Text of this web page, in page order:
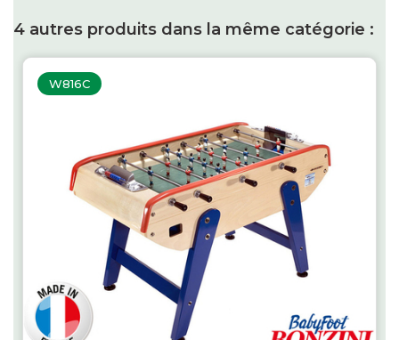
4 autres produits dans la même catégorie :
W816C